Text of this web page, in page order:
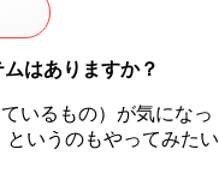
はありますか？
いるもの）が気になっ
いうのもやってみたい